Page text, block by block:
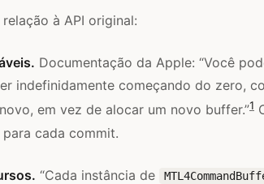
à API original:
Documentação da Apple: “Você
indefinidamente começando do zero,
em vez de alocar um novo buffer.”1
cada commit.
“Cada instância de